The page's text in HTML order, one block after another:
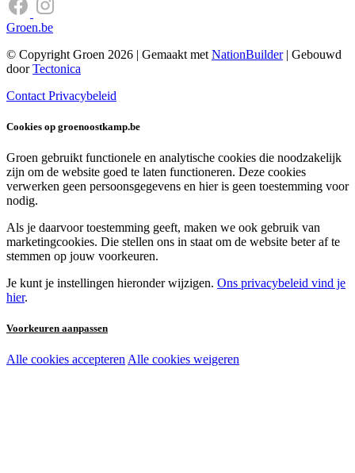
Groen.be
© Copyright Groen 2026 | Gemaakt met NationBuilder| Gebouwd
doorTectonica
Contact Privacybeleid
Cookies op groenoostkamp.be
Groen gebruikt functionele en analytische cookies die noodzakelijk
zijn om de website goed te laten functioneren. Deze cookies
verwerken geen persoonsgegevens en hier is geen toestemming voor
nodig.
Als je daarvoor toestemming geeft, maken we ook gebruik van
marketingcookies. Die stellen ons in staat om de website beter af te
stemmen op jouw voorkeuren.
Je kunt je instellingen hieronder wijzigen. Ons privacybeleid vind je
hier.
Voorkeuren aanpassen
Noodzakelijke cookies:
Alle cookies accepteren Alle cookies weigeren